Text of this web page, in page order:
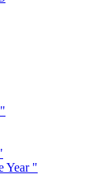
Year "